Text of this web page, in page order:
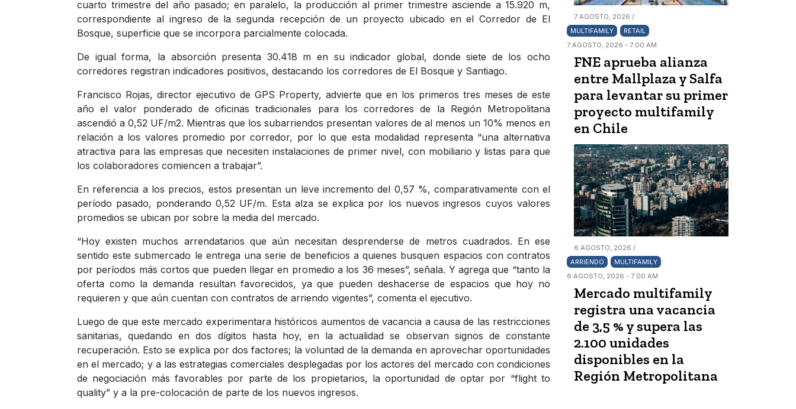
cuarto trimestre del año pasado; en paralelo, la producción al primer trimestre asciende a 15.920 m,
correspondiente al ingreso de la segunda recepción de un proyecto ubicado en el Corredor de El
Bosque, superficie que se incorpora parcialmente colocada.
De igual forma, la absorción presenta 30.418 m en su indicador global, donde siete de los ocho
corredores registran indicadores positivos, destacando los corredores de El Bosque y Santiago.
Francisco Rojas, director ejecutivo de GPS Property, advierte que en los primeros tres meses de este
año el valor ponderado de oficinas tradicionales para los corredores de la Región Metropolitana
ascendió a 0,52 UF/m2. Mientras que los subarriendos presentan valores de al menos un 10% menos en
relación a los valores promedio por corredor, por lo que esta modalidad representa “una alternativa
atractiva para las empresas que necesiten instalaciones de primer nivel, con mobiliario y listas para que
los colaboradores comiencen a trabajar”.
En referencia a los precios, estos presentan un leve incremento del 0,57 %, comparativamente con el
período pasado, ponderando 0,52 UF/m. Esta alza se explica por los nuevos ingresos cuyos valores
promedios se ubican por sobre la media del mercado.
“Hoy existen muchos arrendatarios que aún necesitan desprenderse de metros cuadrados. En ese
sentido este submercado le entrega una serie de beneficios a quienes busquen espacios con contratos
por períodos más cortos que pueden llegar en promedio a los 36 meses”, señala. Y agrega que “tanto la
oferta como la demanda resultan favorecidos, ya que pueden deshacerse de espacios que hoy no
requieren y que aún cuentan con contratos de arriendo vigentes”, comenta el ejecutivo.
Luego de que este mercado experimentara históricos aumentos de vacancia a causa de las restricciones
sanitarias, quedando en dos dígitos hasta hoy, en la actualidad se observan signos de constante
recuperación. Esto se explica por dos factores; la voluntad de la demanda en aprovechar oportunidades
en el mercado; y a las estrategias comerciales desplegadas por los actores del mercado con condiciones
de negociación más favorables por parte de los propietarios, la oportunidad de optar por “flight to
quality” y a la pre-colocación de parte de los nuevos ingresos.
7 AGOSTO, 2026 /
MULTIFAMILY
RETAIL
7 AGOSTO, 2026 - 7:00 AM
FNE aprueba alianza
entre Mallplaza y Salfa
para levantar su primer
proyecto multifamily
en Chile
6 AGOSTO, 2026 /
ARRIENDO
MULTIFAMILY
6 AGOSTO, 2026 - 7:00 AM
Mercado multifamily
registra una vacancia
de 3,5 % y supera las
2.100 unidades
disponibles en la
Región Metropolitana